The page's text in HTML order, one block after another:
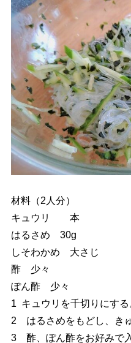
材料（2人分）
キュウリ 本
はるさめ 30g
しそわかめ 大さじ
酢 少々
ぽん酢 少々
1 キュウリを千切りにする
2 はるさめをもどし、き
3 酢、ぽん酢をお好みで入